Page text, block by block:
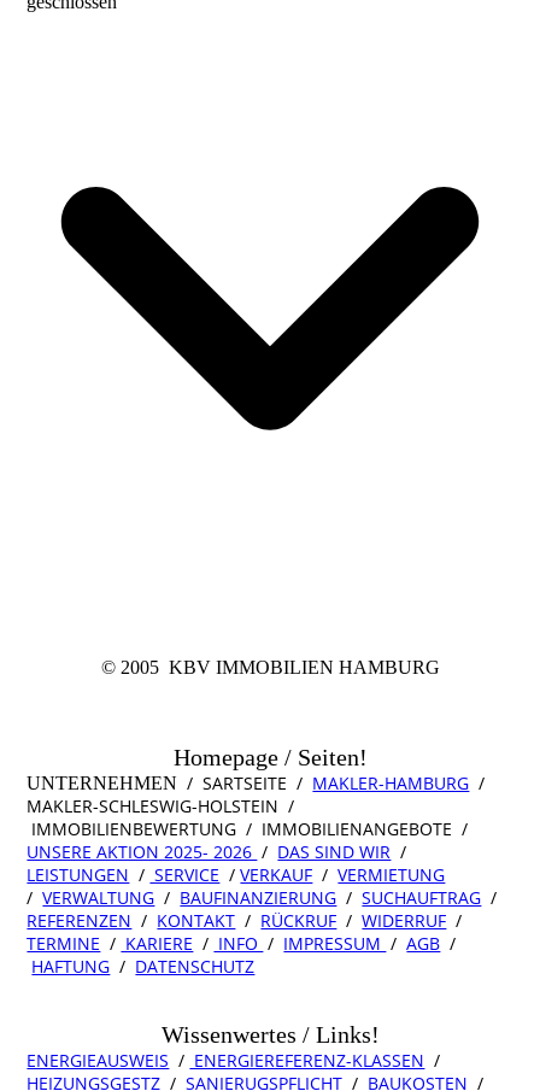
© 2005 KBV IMMOBILIEN HAMBURG
Homepage / Seiten!
UNTERNEHMEN / SARTSEITE / MAKLER-HAMBURG /
MAKLER-SCHLESWIG-HOLSTEIN /
IMMOBILIENBEWERTUNG / IMMOBILIENANGEBOTE /
UNSERE AKTION 2025- 2026 / DAS SIND WIR /
LEISTUNGEN / SERVICE /VERKAUF /VERMIETUNG
/VERWALTUNG / BAUFINANZIERUNG /SUCHAUFTRAG /
REFERENZEN / KONTAKT / RÜCKRUF /WIDERRUF /
TERMINE / KARIERE / INFO / IMPRESSUM /AGB /
HAFTUNG / DATENSCHUTZ
Wissenwertes / Links!
ENERGIEAUSWEIS / ENERGIEREFERENZ-KLASSEN /
HEIZUNGSGESTZ /SANIERUGSPFLICHT / BAUKOSTEN /